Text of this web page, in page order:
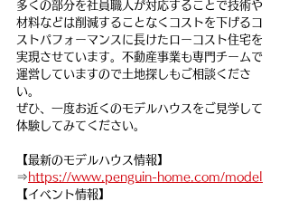
多くの部分を社員職人が対応することで技術や
材料などは削減することなくコストを下げるコ
ストパフォーマンスに長けたローコスト住宅を
実現させています。不動産事業も専門チームで
運営していますので土地探しもご相談くださ
い。
ぜひ、一度お近くのモデルハウスをご見学して
体験してみてください。
【最新のモデルハウス情報】
⇒ https://www.penguin-home.com/model
【イベント情報】